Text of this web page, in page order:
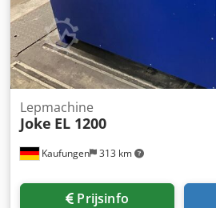
Kaufungen 313 km
Lepmachine
Joke EL 1200
Prijsinfo